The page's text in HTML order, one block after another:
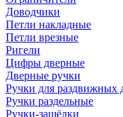
Доводчики
Петли накладные
Петли врезные
Ригели
Цифры дверные
Дверные ручки
Ручки для раздвижных
Ручки раздельные
Ручки-защёлки